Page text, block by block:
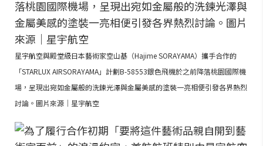
星宇航空與殿堂級日本藝術家空山基（Hajime SORAYAMA）攜手合作的
「STARLUX AIRSORAYAMA」計劃B-58553銀色飛機於之前降落桃園國際機
場，呈現出宛如金屬般的洗鍊光澤與金屬美感的塗裝一亮相便引發各界熱烈
討論。圖片來源｜星宇航空